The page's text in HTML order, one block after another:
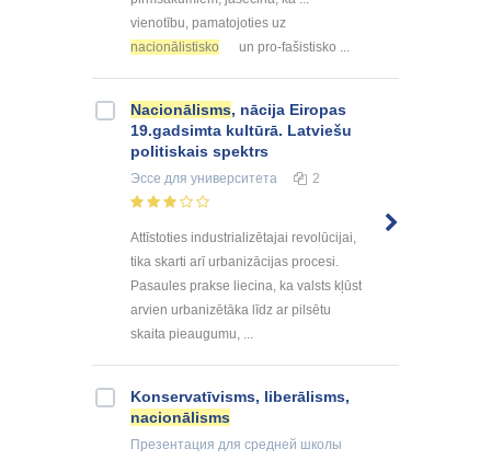
vienotību, pamatojoties uz
nacionālistisko
un pro-fašistisko ...
Nacionālisms, nācija Eiropas
19.gadsimta kultūrā. Latviešu
politiskais spektrs
Эссе для университета 2
Attīstoties industrializētajai revolūcijai,
tika skarti arī urbanizācijas procesi.
Pasaules prakse liecina, ka valsts kļūst
arvien urbanizētāka līdz ar pilsētu
skaita pieaugumu, ...
Konservatīvisms, liberālisms,
nacionālisms
Презентация для средней школы